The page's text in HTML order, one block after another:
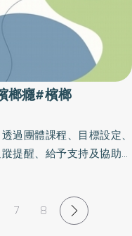
、朋友，原因則是好奇居
實上，過去大家誤認嚼檳
份中的檳榔素及檳榔鹼會
機率；而檳榔素更會使人
症狀，若重複且持續嚼
使用，則會出現戒斷症候
此，國民健康署長邱淑媞
方法即是拒絕。她呼籲，
早發現病症、治療；而政
2年1次免費篩檢。
榔癮#檳榔
過團體課程、目標設定、
提醒、給予支持及協助，
際關係。今年56歲的林松
，這一吃就是40年。甚至
7 8